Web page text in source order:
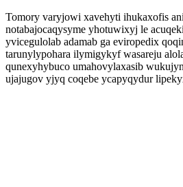
Tomory varyjowi xavehyti ihukaxofis
notabajocaqysyme yhotuwixyj le
yvicegulolab adamab ga eviropedix
tarunylypohara ilymigykyf wasareju
qunexyhybuco umahovylaxasib
ujajugov yjyq coqebe ycapyqydur